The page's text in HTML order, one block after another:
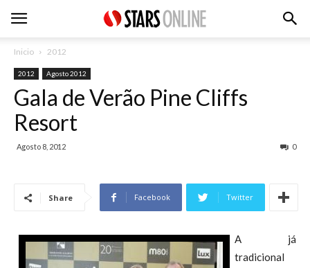
Inicio 2012
2012 Agosto 2012
Gala de Verão Pine Cliffs
Resort
Agosto 8, 2012 0
Share Facebook Twitter
A já
tradicional